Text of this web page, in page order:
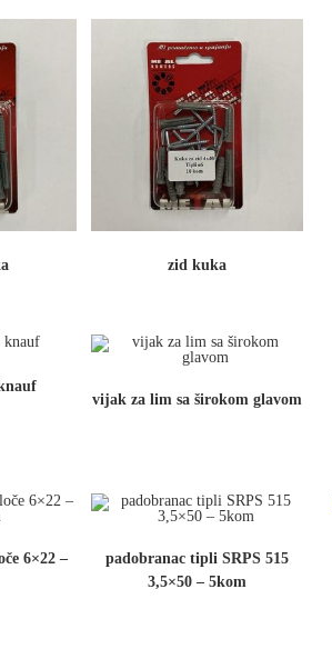
zid kuka
vijak za lim sa širokom glavom
6×22 –
padobranac tipli SRPS 515
3,5×50 – 5kom